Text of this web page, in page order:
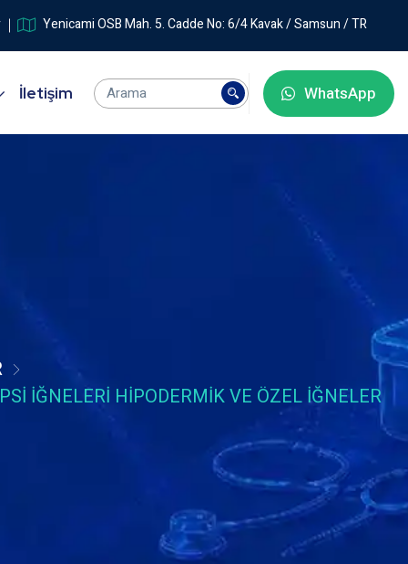
Yenicami OSB Mah. 5. Cadde No: 6/4 Kavak / Samsun / TR
İletişim WhatsApp
İĞNELERI HIPODERMIK VE ÖZEL İĞNELER